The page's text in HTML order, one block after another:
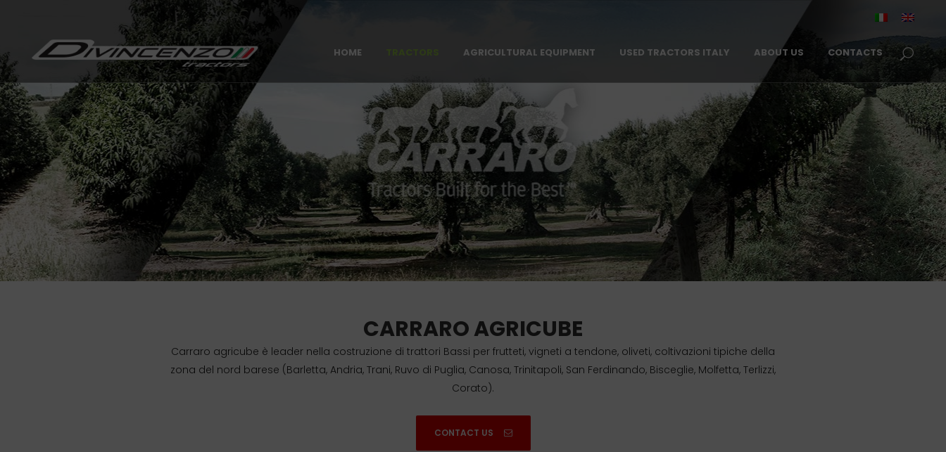
HOME AGRICULTURAL EQUIPMENT USED TRACTORS ITALY ABOUT US CONTACTS
CARRARO AGRICUBE
Carraro agricube è leader nella costruzione di trattori Bassi per frutteti, vigneti a tendone, oliveti, coltivazioni tipiche della
zona del nord barese (Barletta, Andria, Trani, Ruvo di Puglia, Canosa, Trinitapoli, San Ferdinando, Bisceglie, Molfetta, Terlizzi,
Corato).
CONTACT US